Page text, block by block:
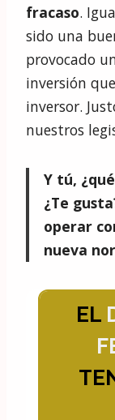
fracaso.
sido una
provocado
inversión
inversor.
nuestros
Y tú,
¿Te
operar
nueva
EL